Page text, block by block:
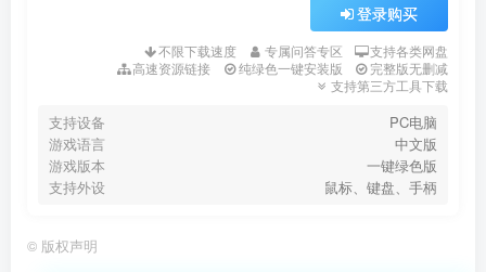
登录购买
不限下载速度 专属问答专区
支持各类网盘
高速资源链接
纯绿色一键安装版
完整版无删减
支持第三方工具下载
支持设备
PC电脑
游戏语言
中文版
游戏版本
一键绿色版
支持外设
鼠标、键盘、手柄
© 版权声明